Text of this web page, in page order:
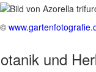
©
und